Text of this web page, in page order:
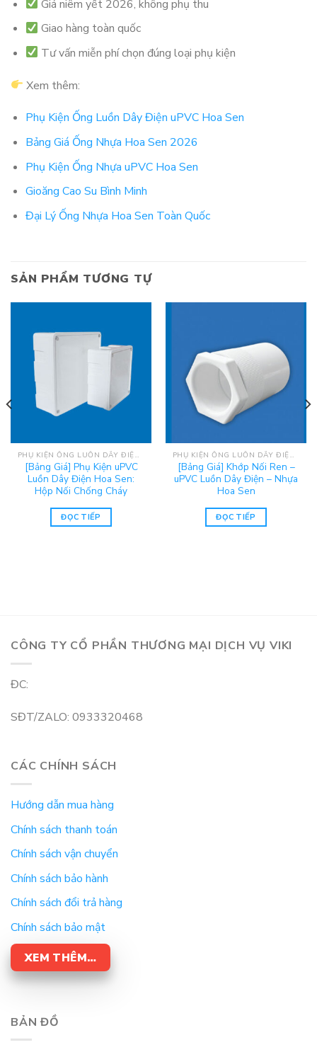
Giá niêm yết 2026, không phụ thu
Giao hàng toàn quốc
Tư vấn miễn phí chọn đúng loại phụ kiện
Xem thêm:
Phụ Kiện Ống Luồn Dây Điện uPVC Hoa Sen
Bảng Giá Ống Nhựa Hoa Sen 2026
Phụ Kiện Ống Nhựa uPVC Hoa Sen
Gioăng Cao Su Bình Minh
Đại Lý Ống Nhựa Hoa Sen Toàn Quốc
SẢN PHẨM TƯƠNG TỰ
PHỤ KIỆN ỐNG LUỒN DÂY ĐIỆN UPVC HOA SEN
[Bảng Giá] Phụ Kiện uPVC
Luồn Dây Điện Hoa Sen:
Hộp Nối Chống Cháy
ĐỌC TIẾP
PHỤ KIỆN ỐNG LUỒN DÂY ĐIỆN UPVC HOA SEN
[Bảng Giá] Khớp Nối Ren –
uPVC Luồn Dây Điện – Nhựa
Hoa Sen
ĐỌC TIẾP
CÔNG TY CỔ PHẦN THƯƠNG MẠI DỊCH VỤ VIKI
ĐC:
SĐT/ZALO: 0933320468
CÁC CHÍNH SÁCH
Hướng dẫn mua hàng
Chính sách thanh toán
Chính sách vận chuyển
Chính sách bảo hành
Chính sách đổi trả hàng
Chính sách bảo mật
XEM THÊM…
BẢN ĐỒ